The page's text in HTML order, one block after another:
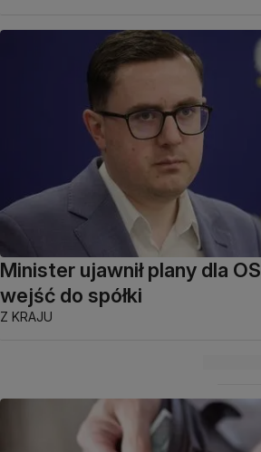
Minister ujawnił plany dla
wejść do spółki
Z KRAJU